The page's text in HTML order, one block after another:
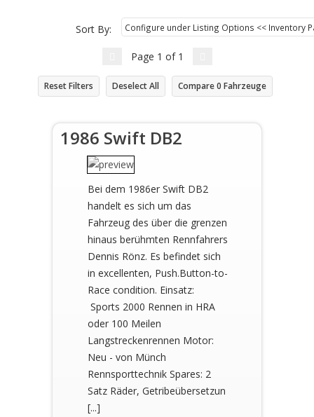
Sort By:
Page 1 of 1
Reset Filters Deselect All Compare0 Fahrzeuge
1986 Swift DB2
Bei dem 1986er Swift DB2
handelt es sich um das
Fahrzeug des über die grenzen
hinaus berühmten Rennfahrers
Dennis Rönz. Es befindet sich
in excellenten, Push.Button-to-
Race condition. Einsatz:
Sports 2000 Rennen in HRA
oder 100 Meilen
Langstreckenrennen Motor:
Neu - von Münch
Rennsporttechnik Spares: 2
Satz Räder, Getribeübersetzun
[...]